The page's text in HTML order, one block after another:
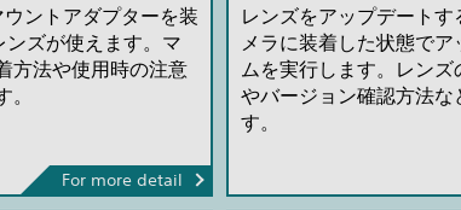
ントアダプターを装
ズが使えます。マ
方法や使用時の注意
For more detail
レンズをアップデート
メラに装着した状態で
ムを実行します。レン
やバージョン確認方法な
す。